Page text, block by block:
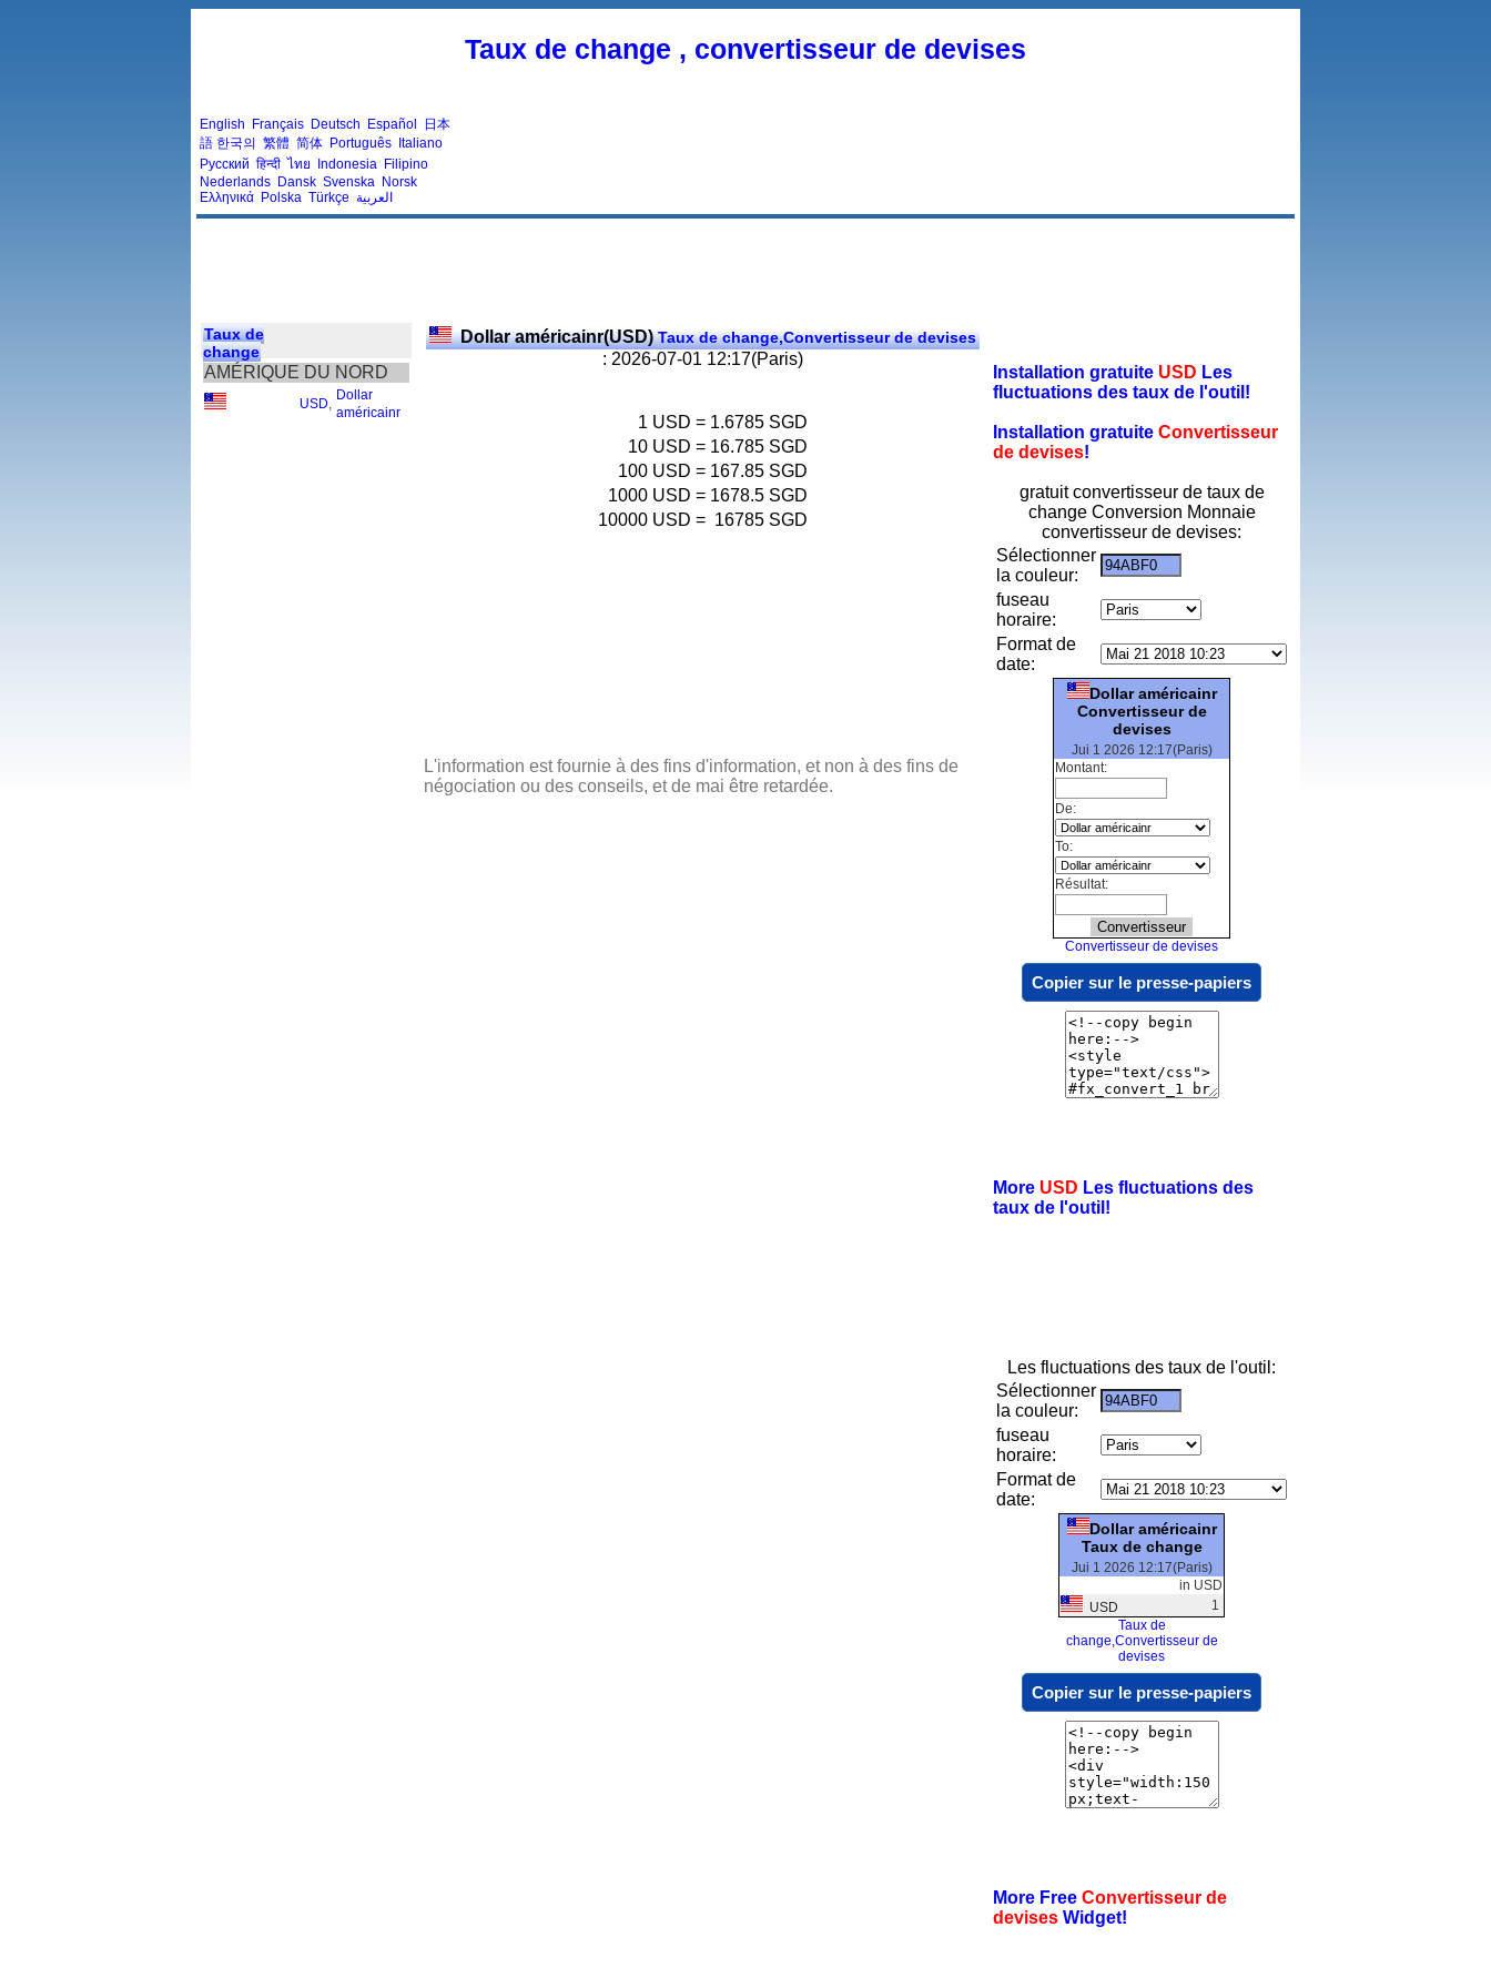
Taux de change , convertisseur de devises
English Français Deutsch Español
日本
語 한국의 繁體 简体 Português Italiano
Русский हिन्दी ไทย Indonesia Filipino
Nederlands Dansk Svenska Norsk
Ελληνικά Polska Türkçe العربية
Taux de
change
AMÉRIQUE DU NORD
USD
Dollar
américainr
Dollar américainr(USD)Taux de change,Convertisseur de devises
: 2026-07-01 12:17(Paris)
1 USD = 1.6785 SGD
10 USD = 16.785 SGD
100 USD = 167.85 SGD
1000 USD = 1678.5 SGD
10000 USD = 16785 SGD
L'information est fournie à des fins d'information, et non à des fins de
négociation ou des conseils, et de mai être retardée.
Installation gratuite USD Les
fluctuations des taux de l'outil!
Installation gratuite Convertisseur
de devises!
gratuit convertisseur de taux de
change Conversion Monnaie
convertisseur de devises:
Sélectionner
la couleur:
fuseau
horaire:
Format de
date:
Dollar américainr
Convertisseur de
devises
Jui 1 2026 12:17(Paris)
Montant:
De:
To:
Résultat:
Convertisseur de devises
Copier sur le presse-papiers
More USD Les fluctuations des
taux de l'outil!
Les fluctuations des taux de l'outil:
Sélectionner
la couleur:
fuseau
horaire:
Format de
date:
Dollar américainr
Taux de change
Jui 1 2026 12:17(Paris)
in USD
USD
1
Taux de
change,Convertisseur de
devises
Copier sur le presse-papiers
More Free Convertisseur de
devises Widget!